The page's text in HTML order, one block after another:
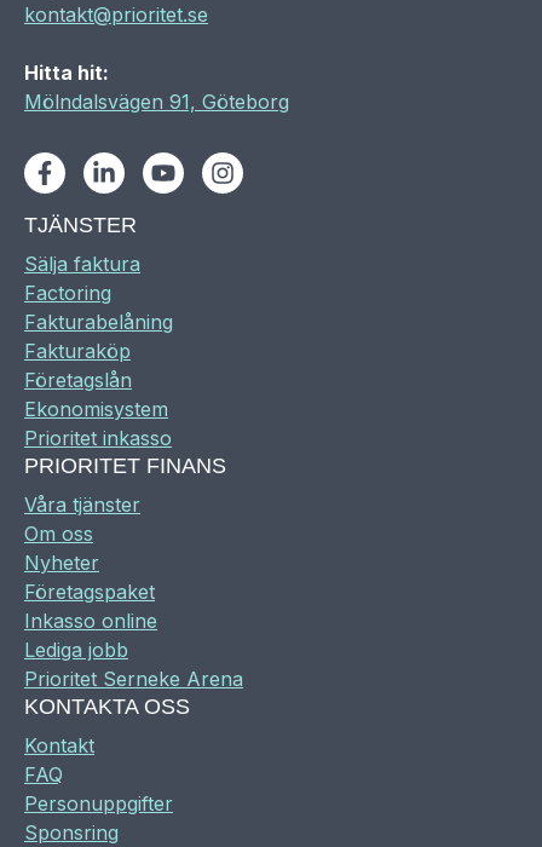
kontakt@prioritet.se
Hitta hit:
Mölndalsvägen 91, Göteborg
FacebookLinkedInYoutubeInstagram
TJÄNSTER
Sälja faktura
Factoring
Fakturabelåning
Fakturaköp
Företagslån
Ekonomisystem
Prioritet inkasso
PRIORITET FINANS
Våra tjänster
Om oss
Nyheter
Företagspaket
Inkasso online
Lediga jobb
Prioritet Serneke Arena
KONTAKTA OSS
Kontakt
FAQ
Personuppgifter
Sponsring